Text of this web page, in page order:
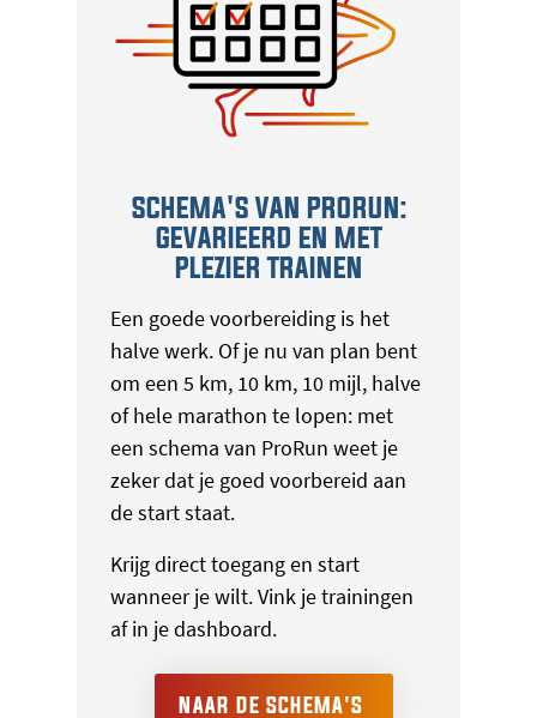
SCHEMA'S VAN PRORUN:
GEVARIEERD EN MET
PLEZIER TRAINEN
Een goede voorbereiding is het
halve werk. Of je nu van plan bent
om een 5 km, 10 km, 10 mijl, halve
of hele marathon te lopen: met
een schema van ProRun weet je
zeker dat je goed voorbereid aan
de start staat.
Krijg direct toegang en start
wanneer je wilt. Vink je trainingen
af in je dashboard.
NAAR DE SCHEMA'S